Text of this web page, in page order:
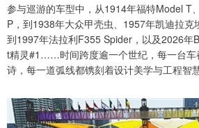
参与巡游的车型中，从1914年福特Model T
P，到1938年大众甲壳虫、1957年凯迪拉克
到1997年法拉利F355 Spider，以及2026年
t精灵#1……时间跨度逾一个世纪，每一台车
诗，每一道弧线都镌刻着设计美学与工程智